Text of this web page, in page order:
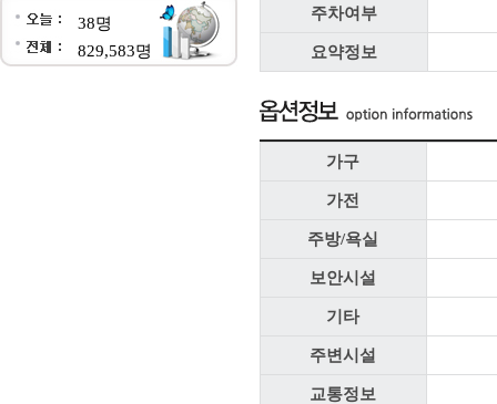
38명
829,583명
주차여부
요약정보
가구
가전
주방/욕실
보안시설
기타
주변시설
교통정보